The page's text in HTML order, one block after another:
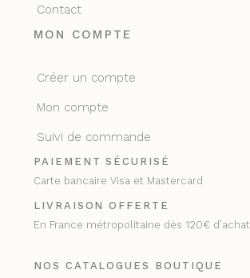
Contact
MON COMPTE
Créer un compte
Mon compte
Suivi de commande
PAIEMENT SÉCURISÉ
Carte bancaire Visa et Mastercard
LIVRAISON OFFERTE
En France métropolitaine dès 120€ d’achat
NOS CATALOGUES BOUTIQUE